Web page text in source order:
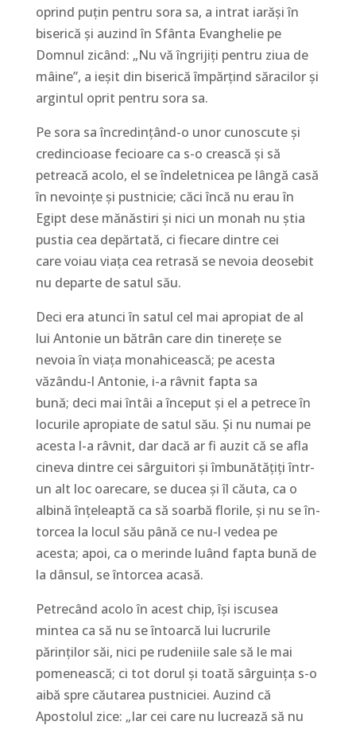
oprind puțin pentru sora sa, a intrat iarăși în
biserică și auzind în Sfânta Evan­ghelie pe
Domnul zicând: „Nu vă îngrijiți pentru ziua de
mâine”, a ieșit din biserică împărțind săracilor și
ar­gintul oprit pentru sora sa.
Pe sora sa încredințând-o unor cunoscute și
credin­cioase fe­cioare ca s-o crească și să
petreacă acolo, el se în­­de­letnicea pe lângă casă
în nevoințe și pustnicie; căci încă nu erau în
Egipt dese mănăstiri și nici un monah nu știa
pustia cea depăr­tată, ci fiecare dintre cei
care voiau viața cea retrasă se nevoia deosebit
nu departe de satul său.
Deci era atunci în satul cel mai apropiat de al
lui Antonie un bătrân care din tinerețe se
nevoia în viața mo­na­­hicească; pe acesta
văzându-l Antonie, i-a râvnit fapta sa
bună; deci mai întâi a început și el a petrece în
locurile apro­piate de satul său. Și nu numai pe
acesta l-a râvnit, dar dacă ar fi auzit că se afla
cineva dintre cei sâr­gui­tori și îmbu­nă­tățiți într-
un alt loc oare­care, se ducea și îl căuta, ca o
albină înțeleaptă ca să soarbă flo­rile, și nu se în­
tor­cea la locul său până ce nu-l vedea pe
acesta; apoi, ca o merinde luând fapta bună de
la dânsul, se în­torcea acasă.
Petrecând acolo în acest chip, își iscusea
mintea ca să nu se întoarcă lui lucrurile
părinților săi, nici pe rudeniile sale să le mai
pomenească; ci tot dorul și toată sârguința s-o
aibă spre cău­tarea pustniciei. Au­zind că
Apostolul zice: „Iar cei care nu lu­crea­ză să nu